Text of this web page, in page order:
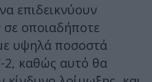
επιδεικνύουν
οποιαδήποτε
υψηλά ποσοστά
2, καθώς αυτό θα